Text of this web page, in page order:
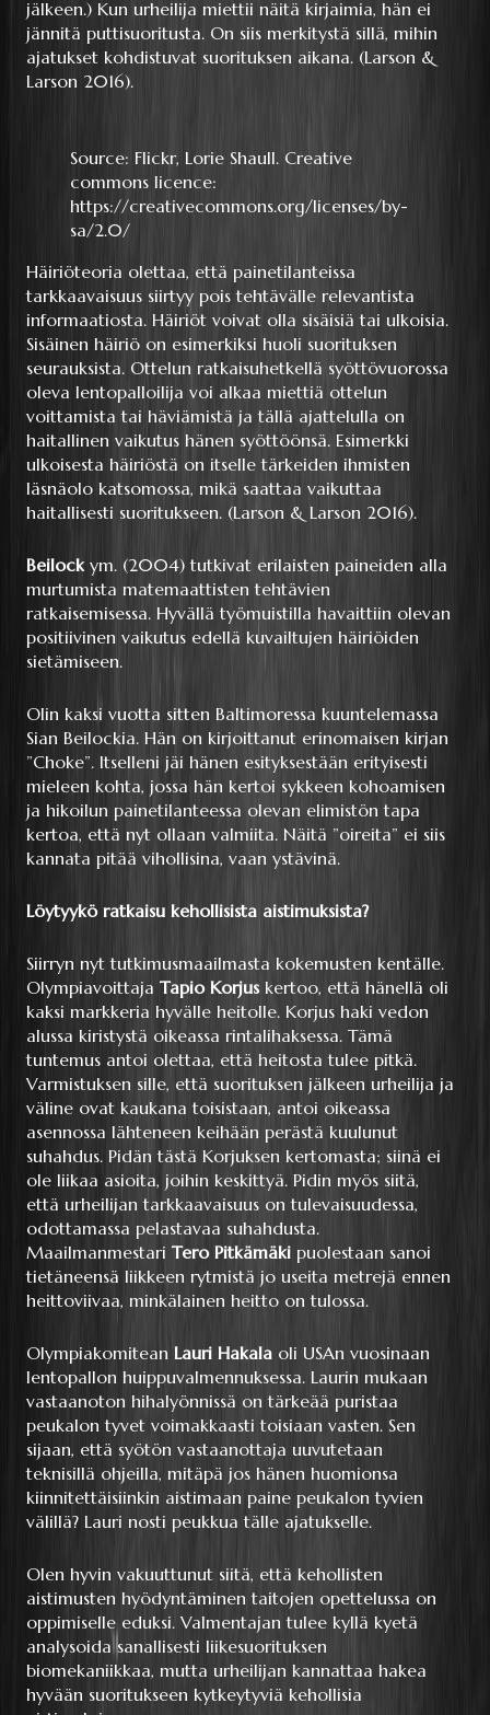
jälkeen.) Kun urheilija miettii näitä kirjaimia, hän ei
jännitä puttisuoritusta. On siis merkitystä sillä, mihin
ajatukset kohdistuvat suorituksen aikana. (Larson &
Larson 2016).
Source: Flickr, Lorie Shaull. Creative
commons licence:
https://creativecommons.org/licenses/by-
sa/2.0/
Häiriöteoria olettaa, että painetilanteissa
tarkkaavaisuus siirtyy pois tehtävälle relevantista
informaatiosta. Häiriöt voivat olla sisäisiä tai ulkoisia.
Sisäinen häiriö on esimerkiksi huoli suorituksen
seurauksista. Ottelun ratkaisuhetkellä syöttövuorossa
oleva lentopalloilija voi alkaa miettiä ottelun
voittamista tai häviämistä ja tällä ajattelulla on
haitallinen vaikutus hänen syöttöönsä. Esimerkki
ulkoisesta häiriöstä on itselle tärkeiden ihmisten
läsnäolo katsomossa, mikä saattaa vaikuttaa
haitallisesti suoritukseen. (Larson & Larson 2016).
Beilock ym. (2004) tutkivat erilaisten paineiden alla
murtumista matemaattisten tehtävien
ratkaisemisessa. Hyvällä työmuistilla havaittiin olevan
positiivinen vaikutus edellä kuvailtujen häiriöiden
sietämiseen.
Olin kaksi vuotta sitten Baltimoressa kuuntelemassa
Sian Beilockia. Hän on kirjoittanut erinomaisen kirjan
”Choke”. Itselleni jäi hänen esityksestään erityisesti
mieleen kohta, jossa hän kertoi sykkeen kohoamisen
ja hikoilun painetilanteessa olevan elimistön tapa
kertoa, että nyt ollaan valmiita. Näitä ”oireita” ei siis
kannata pitää vihollisina, vaan ystävinä.
Löytyykö ratkaisu kehollisista aistimuksista?
Siirryn nyt tutkimusmaailmasta kokemusten kentälle.
Olympiavoittaja Tapio Korjuskertoo, että hänellä oli
kaksi markkeria hyvälle heitolle. Korjus haki vedon
alussa kiristystä oikeassa rintalihaksessa. Tämä
tuntemus antoi olettaa, että heitosta tulee pitkä.
Varmistuksen sille, että suorituksen jälkeen urheilija ja
väline ovat kaukana toisistaan, antoi oikeassa
asennossa lähteneen keihään perästä kuulunut
suhahdus. Pidän tästä Korjuksen kertomasta; siinä ei
ole liikaa asioita, joihin keskittyä. Pidin myös siitä,
että urheilijan tarkkaavaisuus on tulevaisuudessa,
odottamassa pelastavaa suhahdusta.
Maailmanmestari Tero Pitkämäki puolestaan sanoi
tietäneensä liikkeen rytmistä jo useita metrejä ennen
heittoviivaa, minkälainen heitto on tulossa.
Olympiakomitean Lauri Hakala oli USAn vuosinaan
lentopallon huippuvalmennuksessa. Laurin mukaan
vastaanoton hihalyönnissä on tärkeää puristaa
peukalon tyvet voimakkaasti toisiaan vasten. Sen
sijaan, että syötön vastaanottaja uuvutetaan
teknisillä ohjeilla, mitäpä jos hänen huomionsa
kiinnitettäisiinkin aistimaan paine peukalon tyvien
välillä? Lauri nosti peukkua tälle ajatukselle.
Olen hyvin vakuuttunut siitä, että kehollisten
aistimusten hyödyntäminen taitojen opettelussa on
oppimiselle eduksi. Valmentajan tulee kyllä kyetä
analysoida sanallisesti liikesuorituksen
biomekaniikkaa, mutta urheilijan kannattaa hakea
hyvään suoritukseen kytkeytyviä kehollisia